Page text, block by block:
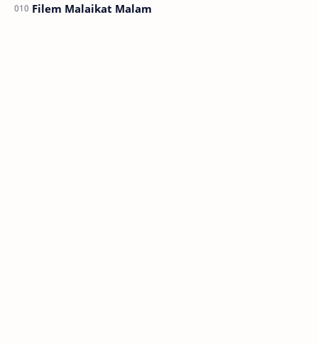
Filem Malaikat Malam